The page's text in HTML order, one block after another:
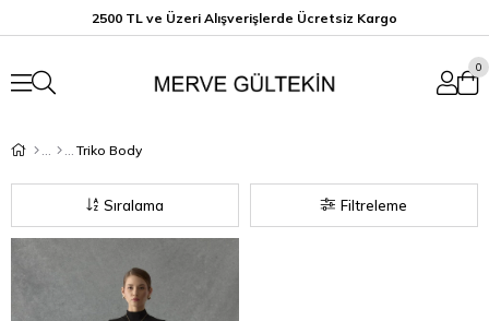
2500 TL ve Üzeri Alışverişlerde Ücretsiz Kargo
0
Triko Body
Filtreleme
Sıralama